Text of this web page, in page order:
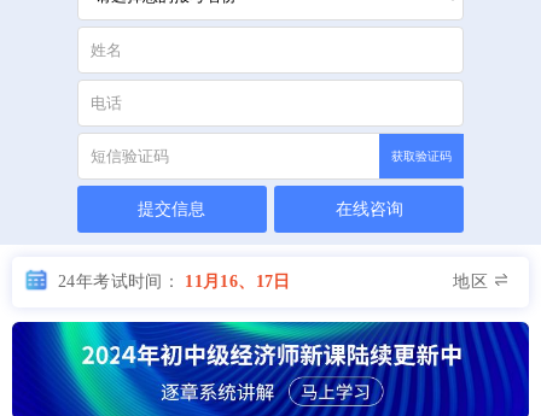
获取验证码
提交信息 在线咨询
24年考试时间： 11月16、17日 地区